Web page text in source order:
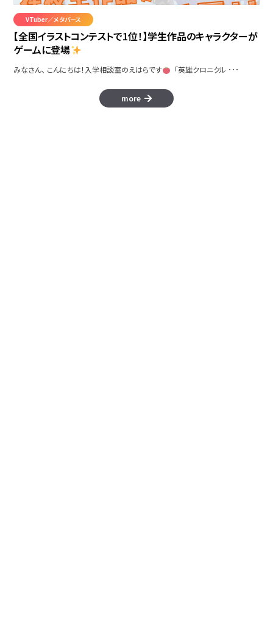
Caralos
VTuber／メタバース
【全国イラストコンテストで1位！】学生作品のキャラクターが
ゲームに登場
みなさん、 こんにちは！入学相談室のえはらです 「英雄クロニクル ･･･
more